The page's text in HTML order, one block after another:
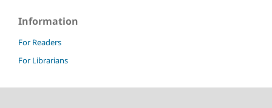
Information
For Readers
For Librarians